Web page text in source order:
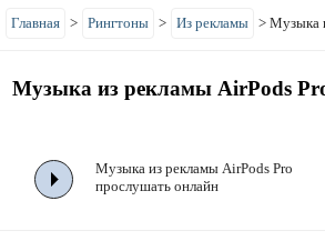
Главная > Рингтоны > Из рекламы > Музыка
Музыка из рекламы AirPods
Музыка из рекламы AirPods Pro
прослушать онлайн